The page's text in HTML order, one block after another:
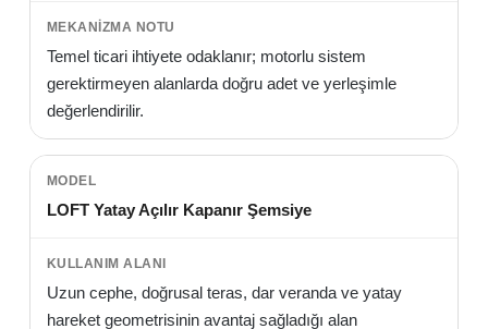
Temel ticari ihtiyete odaklanır; motorlu sistem
gerektirmeyen alanlarda doğru adet ve yerleşimle
değerlendirilir.
LOFT Yatay Açılır Kapanır Şemsiye
Uzun cephe, doğrusal teras, dar veranda ve yatay
hareket geometrisinin avantaj sağladığı alan